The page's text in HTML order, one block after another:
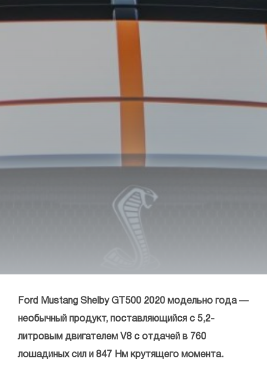
Ford Mustang Shelby GT500 2020 модельно года —
необычный продукт, поставляющийся с 5,2-
литровым двигателем V8 с отдачей в 760
лошадиных сил и 847 Нм крутящего момента.